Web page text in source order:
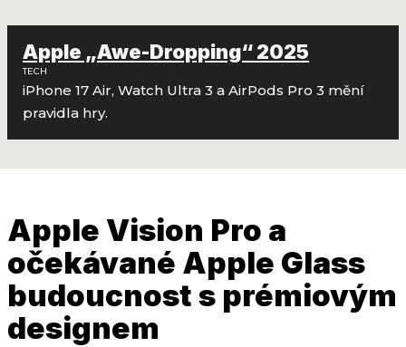
Apple „Awe-Dropping“ 2025
TECH
iPhone 17 Air, Watch Ultra 3 a AirPods Pro 3 mění
pravidla hry.
Apple Vision Pro a
očekávané Apple Glass
budoucnost s prémiovým
designem